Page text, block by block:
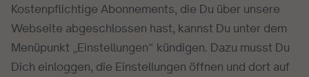
Kostenpflichtige Abonnements, die Du über unsere
Webseite abgeschlossen hast, kannst Du unter dem
Menüpunkt „Einstellungen“ kündigen. Dazu musst Du
Dich einloggen, die Einstellungen öffnen und dort auf